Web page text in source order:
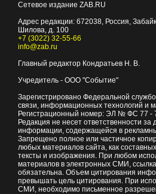
Сетевое издание ZAB.RU
Адрес редакции: 672038, Россия,
Шилова, д. 100
+7 (3022) 32-55-66
info@zab.ru
Главный редактор Кондратьев Н. В.
Учредитель - ООО "Событие"
Зарегистрировано Федеральной
связи, информационных технологий и
Регистрационный номер: ЭЛ № ФС 77 -
Редакция не несет ответственности за
информации, содержащейся в
Запрещено полное или частичное
любых материалов сайта, как
тексты и изображения. При любом
материалов в электронных СМИ,
обязательна. Объем цитирования
превышать цель цитирования. При
СМИ, необходимо письменное